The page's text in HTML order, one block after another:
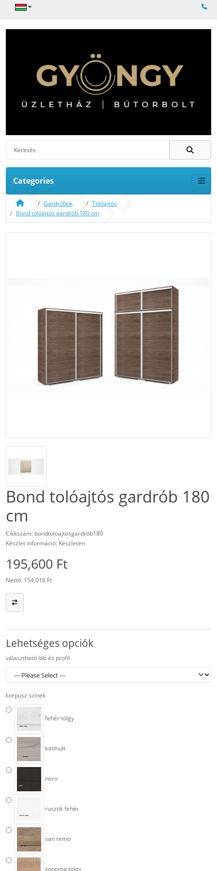
Categories
Gardróbok
Tolóajtós
Bond tolóajtós gardrób 180 cm
Bond tolóajtós gardrób 180
cm
Cikkszám: bondtoloajtosgardrob180
Készlet információ: Készleten
195,600 Ft
Nettó: 154,016 Ft
Lehetséges opciók
választható láb és profil
korpusz színek
fehér tölgy
katthult
nero
rusztik fehér
san remo
sonoma tölgy